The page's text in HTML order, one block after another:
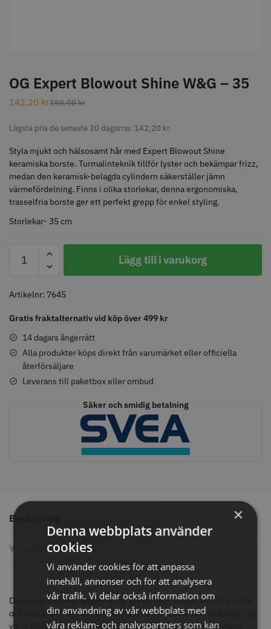
OG Expert Blowout Shine W&G – 35
142,20 kr158,00kr
Lägsta pris de senaste 30 dagarna: 142,20 kr
Styla mjukt och hälsosamt hår med Expert Blowout Shine
keramiska borste. Turmalinteknik tillför lyster och bekämpar frizz,
medan den keramisk-belagda cylindern säkerställer jämn
värmefördelning. Finns i olika storlekar, denna ergonomiska,
trasselfria borste ger ett perfekt grepp för enkel styling.
Storlekar- 35 cm
Expert
Shine
-
35
mängd
Lägg till i varukorg
Artikelnr: 7645
Gratis fraktalternativ vid köp över 499 kr
14 dagars ångerrätt
Alla produkter köps direkt från varumärket eller officiella
återförsäljare
Leverans till paketbox eller ombud
Säker och smidig betalning
Beskrivning
Ytterligare information
Denna keramiska hårborste har allt du behöver för att styla mjukt
och hälsosamt hår för dina kunder. Få ultrablank och strålande hår
varje gång med denna turmalinborste som förhindrar att håret
Info Köp Info Köp
Comair toppapper vikta - 70 mm
x 50 mm - 500 st
59.00 kr
Info
659.00 kr
Solidcos - Klippkappa med
299.00 kr
Info Köp
STORSÄLJARE
Solidcos Wolf 27T - 5.5"
499.00 kr
Info
×
Denna webbplats använder
cookies
Vi använder cookies för att anpassa
innehåll, annonser och för att analysera
vår trafik. Vi delar också information om
din användning av vår webbplats med
våra reklam- och analyspartners som kan